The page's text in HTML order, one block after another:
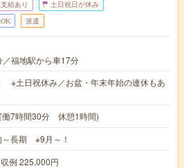
給あり 土日祝日が休み
派遣
福地駅から車17分
※土日祝休み／お盆・年末年始の連休もあ
働7時間30分 休憩1時間)
長期 ※9月～！
例 225,000円